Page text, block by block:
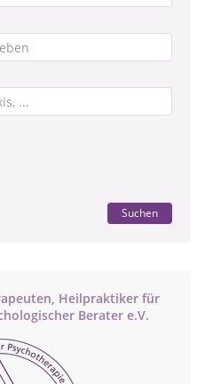
Suchen
Heilpraktiker für
Berater e.V.